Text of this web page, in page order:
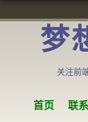
梦
关注前
首页 联系